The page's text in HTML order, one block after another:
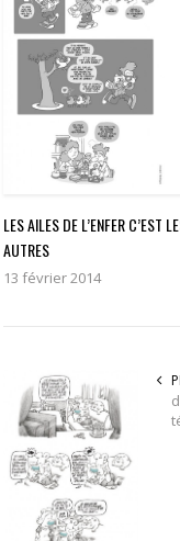
LES AILES DE L’ENFER C’EST
AUTRES
13 février 2014